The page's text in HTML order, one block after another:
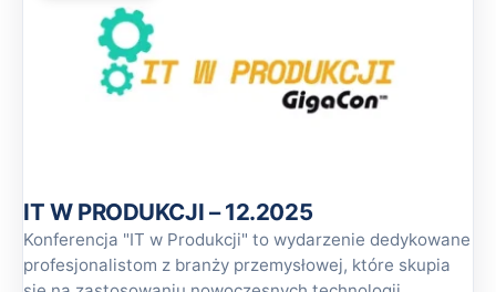
IT W PRODUKCJI – 12.2025
Konferencja "IT w Produkcji" to wydarzenie dedykowane
profesjonalistom z branży przemysłowej, które skupia